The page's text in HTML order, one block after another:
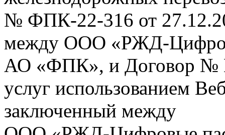
№ ФПК-22-316 от
между ООО «РЖД-
АО «ФПК», и Договор №
услуг использованием
заключенный между